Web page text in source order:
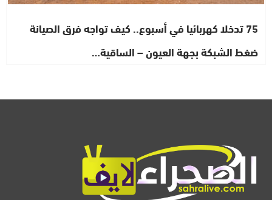
75 تدخلا كهربائيا في أسبوع.. كيف تواجه فرق الصيانة
ضغط الشبكة بجهة العيون – الساقية…